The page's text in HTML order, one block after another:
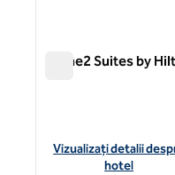
Home2 Suites by
Vizualizați detaliile
Vizualizați detalii
hotel